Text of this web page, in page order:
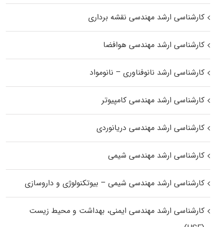
کارشناسی ارشد مهندسی نقشه برداری
کارشناسی ارشد مهندسی هوافضا
کارشناسی ارشد نانوفناوری – نانومواد
کارشناسی ارشد مهندسی کامپیوتر
کارشناسی ارشد مهندسی دریانوردی
کارشناسی ارشد مهندسی شیمی
کارشناسی ارشد مهندسی شیمی – بیوتکنولوژی و داروسازی
کارشناسی ارشد مهندسی ایمنی، بهداشت و محیط زیست